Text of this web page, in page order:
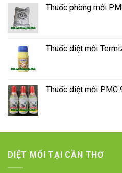
Thuốc phòng mối
Thuốc diệt mối
Thuốc diệt mối PMC
DIỆT MỐI TẠI CẦN THƠ